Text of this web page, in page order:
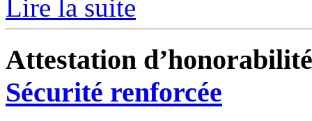
Lire la suite
Attestation d’honorabilité
Sécurité renforcée